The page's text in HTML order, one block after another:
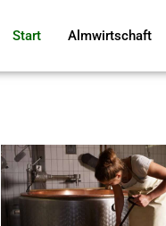
Start Almwirtschaft